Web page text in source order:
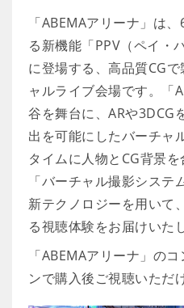
「ABEMAアリーナ」は
る新機能「PPV（ペイ・
に登場する、高品質CG
ャルライブ会場です。「
谷を舞台に、ARや3DCG
出を可能にしたバーチャ
タイムに人物とCG背景
「バーチャル撮影シス
新テクノロジーを用いて
る視聴体験をお届けいた
「ABEMAアリーナ」の
ンで購入後ご視聴いただ